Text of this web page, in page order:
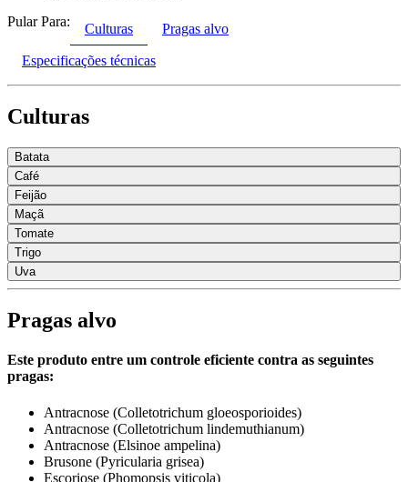
Pular Para:
Culturas Pragas alvo
Especificações técnicas
Culturas
Batata
Café
Feijão
Maçã
Tomate
Trigo
Uva
Pragas alvo
Este produto entre um controle eficiente contra as seguintes
pragas:
Antracnose (Colletotrichum gloeosporioides)
Antracnose (Colletotrichum lindemuthianum)
Antracnose (Elsinoe ampelina)
Brusone (Pyricularia grisea)
Escoriose (Phomopsis viticola)